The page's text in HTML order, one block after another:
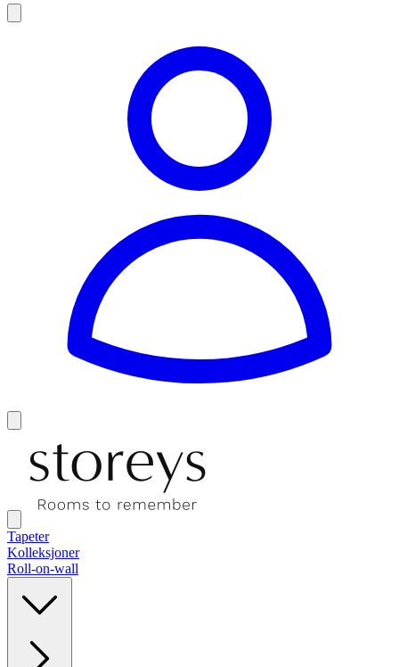
Tapeter
Kolleksjoner
Roll-on-wall